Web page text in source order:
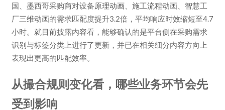
国、墨西哥采购商对设备原理动画、施工流程动画、智慧工
厂三维动画的需求匹配度提升3.2倍，平均响应时效缩短至4.7
小时。就目前披露内容看，能够确认的是平台侧在采购需求
识别与标签分类上进行了更新，并已在相关细分内容方向上
表现出更高的匹配效率。
从撮合规则变化看，哪些业务环节会先
受到影响